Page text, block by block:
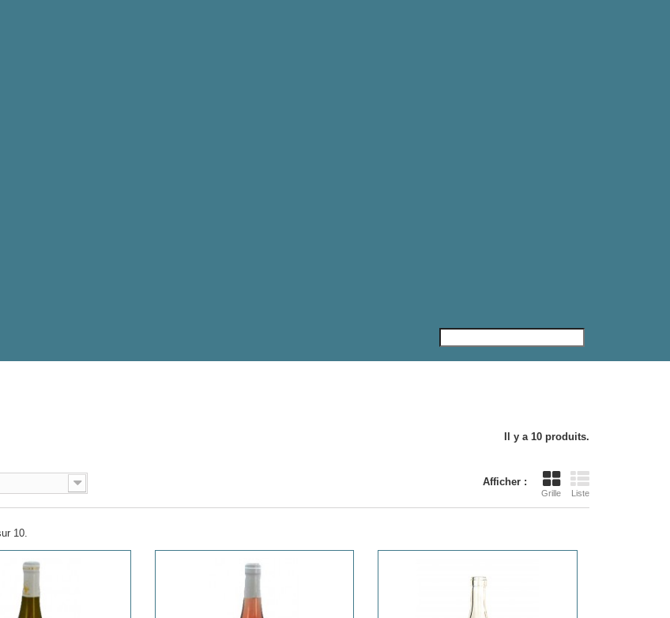
Il y a 10 produits.
Afficher :
Grille Liste
10.